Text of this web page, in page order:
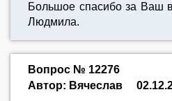
Большое спасибо за Ваш
Людмила.
Вопрос № 12276
Автор: Вячеслав